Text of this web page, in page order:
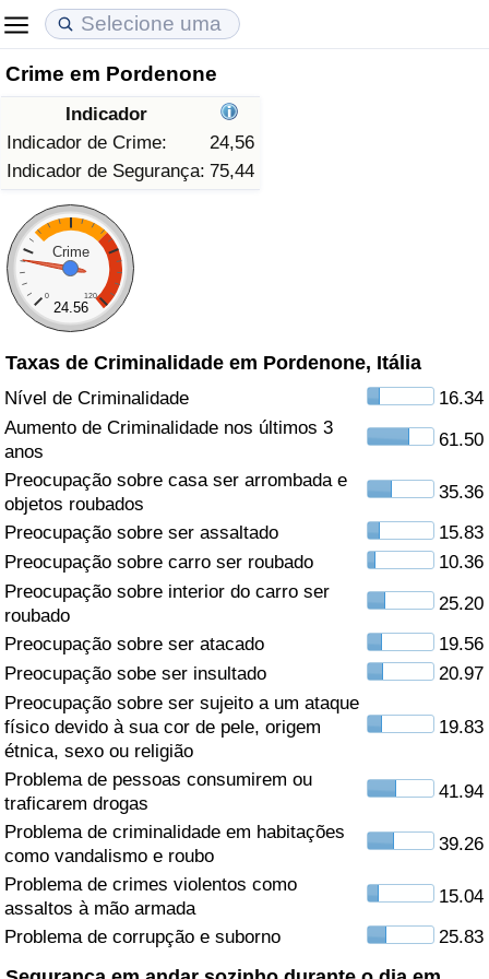
Crime em Pordenone
Indicador
Indicador de Crime:
24,56
Indicador de Segurança: 75,44
Crime
0 120
24.56
Taxas de Criminalidade em Pordenone, Itália
Nível de Criminalidade
16.34
Aumento de Criminalidade nos últimos 3
anos
61.50
Preocupação sobre casa ser arrombada e
objetos roubados
35.36
Preocupação sobre ser assaltado
15.83
Preocupação sobre carro ser roubado
10.36
Preocupação sobre interior do carro ser
roubado
25.20
Preocupação sobre ser atacado
19.56
Preocupação sobe ser insultado
20.97
Preocupação sobre ser sujeito a um ataque
físico devido à sua cor de pele, origem
étnica, sexo ou religião
19.83
Problema de pessoas consumirem ou
traficarem drogas
41.94
Problema de criminalidade em habitações
como vandalismo e roubo
39.26
Problema de crimes violentos como
assaltos à mão armada
15.04
Problema de corrupção e suborno
25.83
Custo de Vida
Indicador de Custo de Vida (Atual)
Indicador de Custo de Vida
Indicador de Custo de Vida Por País
em Aqaba
Preços de Imóveis
Indicador de Preços de Imóveis (Atual)
Indicador de Preços de Imóveis
Indicador de Preços de Imóveis por País
Qualidade de Vida
Indicador de Qualidade de Vida
Indicador de Qualidade de Vida (Atual)
Índice de qualidade de vida por país
Crime
Taxa do Indicador de Crime (Atual)
Indicador de Crime
Índice de criminalidade por país
Saúde
Indicador de Saúde (Atual)
Indicador de Saúde
Indicador de Saúde por País
Poluição
Indicador de Poluição (Atual)
Índice de poluição
Indicador de Poluição por País
Trânsito